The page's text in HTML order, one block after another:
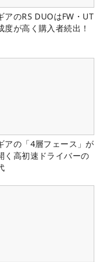
アのRS DUOはFW・UT
度が高く購入者続出！
アの「4層フェース」が
く高初速ドライバーの